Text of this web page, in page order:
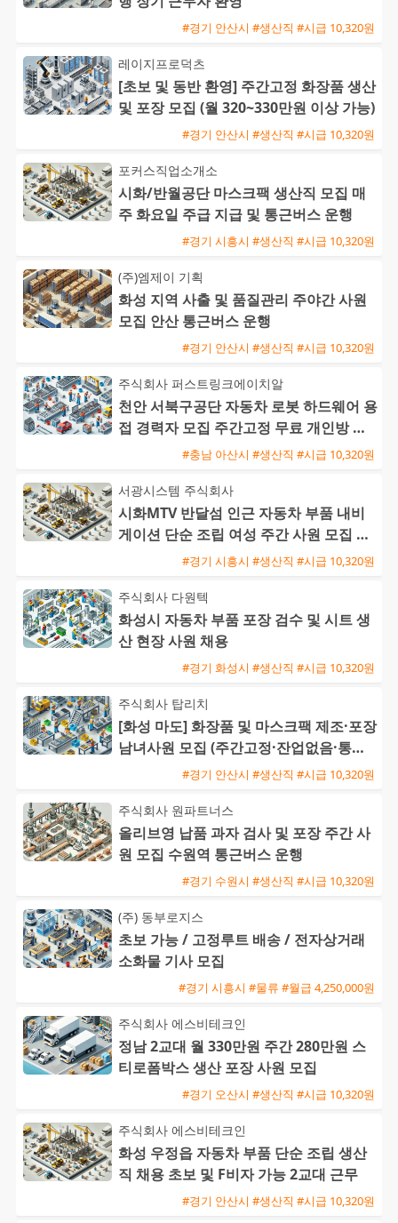
#경기 안산시 #생산직 #시급 10,320원
레이지프로덕츠
[초보 및 동반 환영] 주간고정 화장품 생산
및 포장 모집 (월 320~330만원 이상 가능)
#경기 안산시 #생산직 #시급 10,320원
포커스직업소개소
시화/반월공단 마스크팩 생산직 모집 매
주 화요일 주급 지급 및 통근버스 운행
#경기 시흥시 #생산직 #시급 10,320원
(주)엠제이 기획
화성 지역 사출 및 품질관리 주야간 사원
모집 안산 통근버스 운행
#경기 안산시 #생산직 #시급 10,320원
주식회사 퍼스트링크에이치알
천안 서북구공단 자동차 로봇 하드웨어 용
접 경력자 모집 주간고정 무료 개인방 기
숙사 및 주급 가능#충남 아산시 #생산직 #시급 10,320원
서광시스템 주식회사
시화MTV 반달섬 인근 자동차 부품 내비
게이션 단순 조립 여성 주간 사원 모집 주
급 정산 가능#경기 시흥시 #생산직 #시급 10,320원
주식회사 다원텍
화성시 자동차 부품 포장 검수 및 시트 생
산 현장 사원 채용
#경기 화성시 #생산직 #시급 10,320원
주식회사 탑리치
[화성 마도] 화장품 및 마스크팩 제조·포장
남녀사원 모집 (주간고정·잔업없음·통근
버스 운행)#경기 안산시 #생산직 #시급 10,320원
주식회사 원파트너스
올리브영 납품 과자 검사 및 포장 주간 사
원 모집 수원역 통근버스 운행
#경기 수원시 #생산직 #시급 10,320원
(주) 동부로지스
초보 가능 / 고정루트 배송 / 전자상거래
소화물 기사 모집
#경기 시흥시 #물류 #월급 4,250,000원
주식회사 에스비테크인
정남 2교대 월 330만원 주간 280만원 스
티로폼박스 생산 포장 사원 모집
#경기 오산시 #생산직 #시급 10,320원
주식회사 에스비테크인
화성 우정읍 자동차 부품 단순 조립 생산
직 채용 초보 및 F비자 가능 2교대 근무
#경기 안산시 #생산직 #시급 10,320원